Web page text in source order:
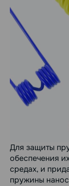
Для защиты
обеспечения
средах, и
пружины